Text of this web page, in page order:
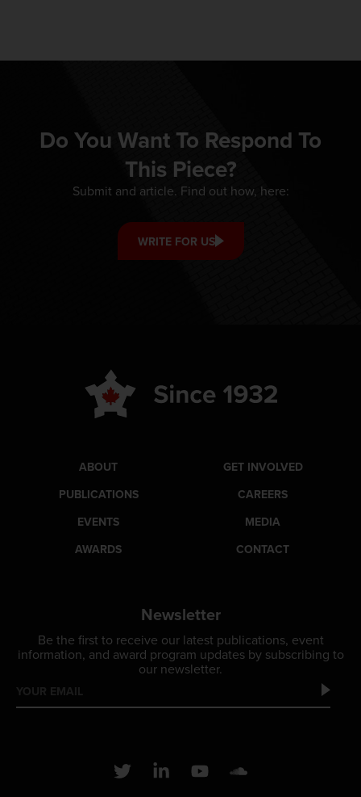
Do You Want To Respond To
This Piece?
Submit and article. Find out how, here:
WRITE FOR US
ABOUT
PUBLICATIONS
EVENTS
AWARDS
GET INVOLVED
CAREERS
MEDIA
CONTACT
Newsletter
Be the first to receive our latest publications, event
information, and award program updates by subscribing to
our newsletter.